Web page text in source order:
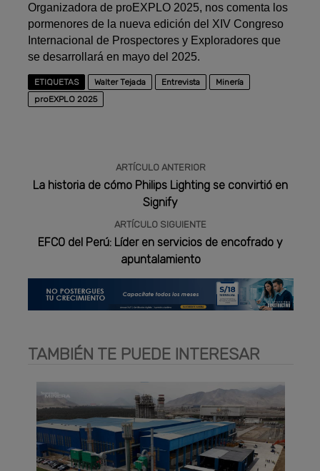
Organizadora de proEXPLO 2025, nos comenta los
pormenores de la nueva edición del XIV Congreso
Internacional de Prospectores y Exploradores que
se desarrollará en mayo del 2025.
ETIQUETAS Walter Tejada Entrevista
Minería
proEXPLO 2025
ARTÍCULO ANTERIOR
La historia de cómo Philips Lighting se convirtió en
Signify
ARTÍCULO SIGUIENTE
EFCO del Perú: Líder en servicios de encofrado y
apuntalamiento
TAMBIÉN TE PUEDE INTERESAR